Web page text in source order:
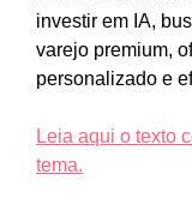
investir em IA,
varejo premium,
personalizado e
Leia aqui o texto
tema.